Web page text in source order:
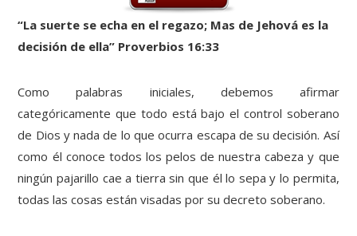
“La suerte se echa en el regazo; Mas de Jehová es la
decisión de ella” Proverbios 16:33
Como palabras iniciales, debemos afirmar
categóricamente que todo está bajo el control soberano
de Dios y nada de lo que ocurra escapa de su decisión. Así
como él conoce todos los pelos de nuestra cabeza y que
ningún pajarillo cae a tierra sin que él lo sepa y lo permita,
todas las cosas están visadas por su decreto soberano.